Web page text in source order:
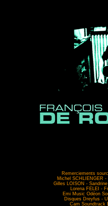
Remerciements
Michel SCHLIENGER
Gilles LOISON -
Lorena FELEI -
Emi Music Odéon
Disques Dreyfus -
Cam Soundtrack